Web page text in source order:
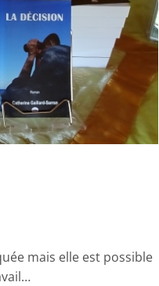
mais elle est possible